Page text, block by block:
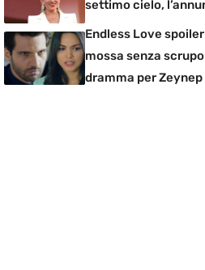
settimo cielo,
Endless Love
mossa senza
dramma per Zeynep